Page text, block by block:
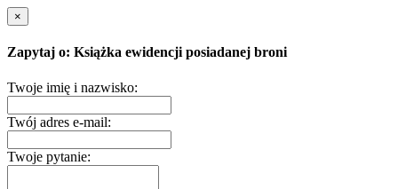
×
Zapytaj o: Książka ewidencji posiadanej broni
Twoje imię i nazwisko:
Twój adres e-mail:
Twoje pytanie: